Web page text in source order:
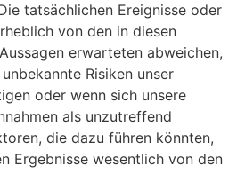
tatsächlichen Ereignisse oder
von den in diesen
erwarteten abweichen,
Risiken unser
oder wenn sich unsere
als unzutreffend
die dazu führen könnten,
Ergebnisse wesentlich von den